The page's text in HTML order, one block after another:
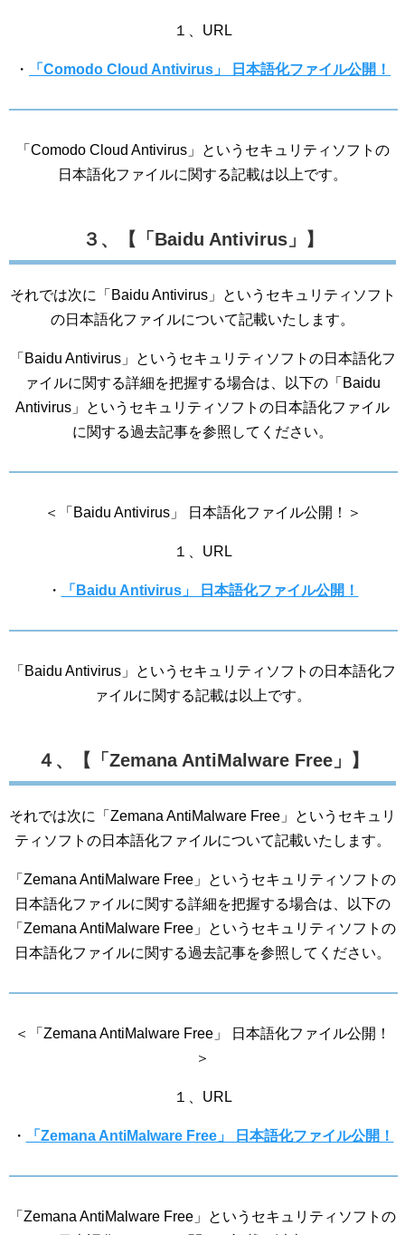
１、URL
・ 「Comodo Cloud Antivirus」 日本語化ファイル公開！
「Comodo Cloud Antivirus」というセキュリティソフトの
日本語化ファイルに関する記載は以上です。
３、【「Baidu Antivirus」】
それでは次に「Baidu Antivirus」というセキュリティソフト
の日本語化ファイルについて記載いたします。
「Baidu Antivirus」というセキュリティソフトの日本語化フ
ァイルに関する詳細を把握する場合は、以下の「Baidu
Antivirus」というセキュリティソフトの日本語化ファイル
に関する過去記事を参照してください。
＜「Baidu Antivirus」 日本語化ファイル公開！＞
１、URL
・ 「Baidu Antivirus」 日本語化ファイル公開！
「Baidu Antivirus」というセキュリティソフトの日本語化フ
ァイルに関する記載は以上です。
４、【「Zemana AntiMalware Free」】
それでは次に「Zemana AntiMalware Free」というセキュリ
ティソフトの日本語化ファイルについて記載いたします。
「Zemana AntiMalware Free」というセキュリティソフトの
日本語化ファイルに関する詳細を把握する場合は、以下の
「Zemana AntiMalware Free」というセキュリティソフトの
日本語化ファイルに関する過去記事を参照してください。
＜「Zemana AntiMalware Free」 日本語化ファイル公開！
＞
１、URL
・ 「Zemana AntiMalware Free」 日本語化ファイル公開！
「Zemana AntiMalware Free」というセキュリティソフトの